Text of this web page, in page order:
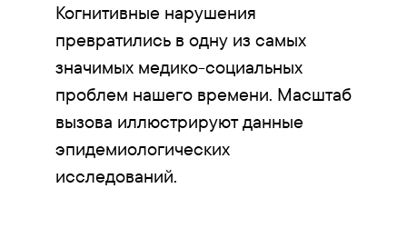
Когнитивные нарушения
превратились в одну из самых
значимых медико-социальных
проблем нашего времени. Масштаб
вызова иллюстрируют данные
эпидемиологических
исследований.